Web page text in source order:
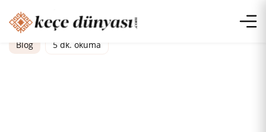
Blog 5 dk. okuma